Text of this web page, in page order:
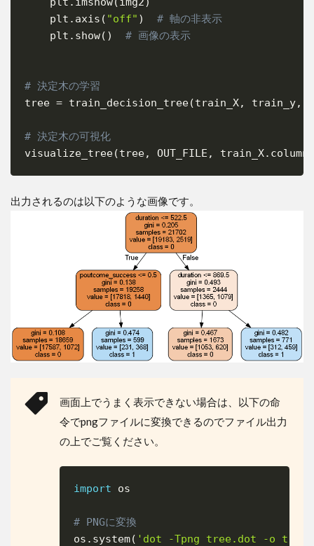
    plt
. axis ( "off" )
# 軸の非表示
    plt
. show( ) # 画像の表示
# 決定木の学習
tree = train_decision_tree(train_X, train_y,
# 決定木の可視化
visualize_tree(tree, OUT_FILE , train_X. columns
出力されるのは以下のような画像です。
画面上でうまく表示できない場合は、以下の命
令でpngファイルに変換できるのでファイル出力
の上でご覧ください。
import os
# PNGに変換
os . system( 'dot -Tpng tree.dot -o